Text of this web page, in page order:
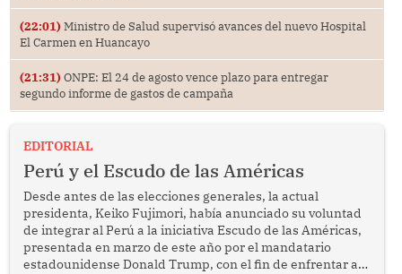
(22:01) Ministro de Salud supervisó avances del nuevo Hospital
El Carmen en Huancayo
(21:31) ONPE: El 24 de agosto vence plazo para entregar
segundo informe de gastos de campaña
EDITORIAL
Perú y el Escudo de las Américas
Desde antes de las elecciones generales, la actual
presidenta, Keiko Fujimori, había anunciado su voluntad
de integrar al Perú a la iniciativa Escudo de las Américas,
presentada en marzo de este año por el mandatario
estadounidense Donald Trump, con el fin de enfrentar al